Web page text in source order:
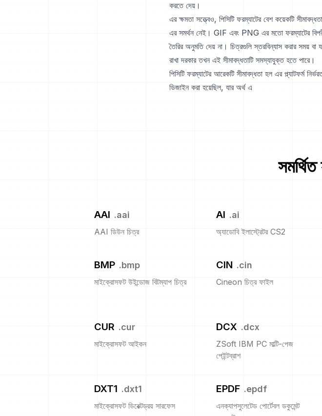
করতে দেয়।
এর ক্ষমতা সত্ত্বেও, পিসিটি ফরম্যাটের বেশ কয়েকটি
এর সমর্থন নেই। GIF এবং PNG এর মতো ফরম্যাটের
তৈরির অনুমতি দেয় না। চিত্রগুলি স্তরবিন্যাস করার সময় বা
রাখা দরকার তখন এই সীমাবদ্ধতাটি সমস্যাযুক্ত হতে পারে।
পিসিটি ফরম্যাটের আরেকটি সীমাবদ্ধতা হল এর প্ল্যাটফর্ম
ডিজাইন করা হয়েছিল, যার অর্থ এ
সমর্থিত
AAI .aai
AAI ডিউন চিত্র
AI .ai
অ্যাডোবি ইলাস্ট্রেটর CS2
BMP .bmp
মাইক্রোসফট উইন্ডোজ বিটম্যাপ চিত্র
CIN .cin
Cineon চিত্র ফাইল
CUR .cur
মাইক্রোসফট আইকন
DCX .dcx
ZSoft IBM PC মাল্টি-পেজ
পেইন্টব্রাশ
DXT1 .dxt1
মাইক্রোসফট ডিরেক্টড্রয় সারফেস
EPDF .epdf
এনক্যাপসুলেটেড পোর্টেবল ডকুমেন্ট